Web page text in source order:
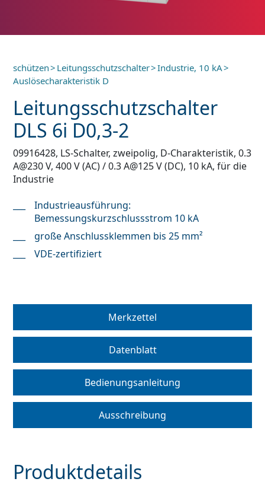
schützen> Leitungsschutzschalter>Industrie, 10 kA>
Auslösecharakteristik D
Leitungsschutzschalter
DLS 6i D0,3-2
09916428, LS-Schalter, zweipolig, D-Charakteristik, 0.3
A@230 V, 400 V (AC) / 0.3 A@125 V (DC), 10 kA, für die
Industrie
Industrieausführung:
Bemessungskurzschlussstrom 10 kA
große Anschlussklemmen bis 25 mm²
VDE-zertifiziert
Merkzettel
Datenblatt
Bedienungsanleitung
Ausschreibung
Produktdetails